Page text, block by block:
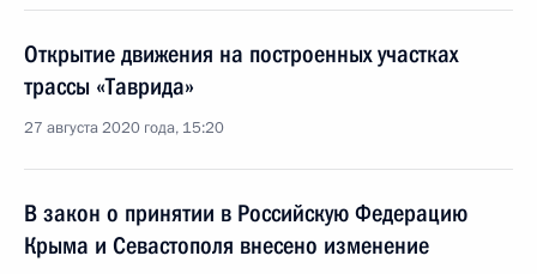
Открытие движения на построенных участках
трассы «Таврида»
27 августа 2020 года, 15:20
В закон о принятии в Российскую Федерацию
Крыма и Севастополя внесено изменение